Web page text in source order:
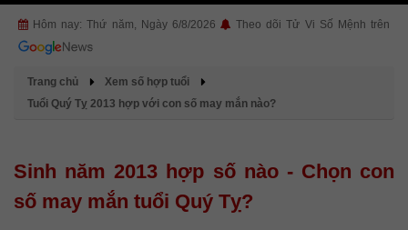
Hôm nay: Thứ năm, Ngày 6/8/2026 Theo dõi Tử Vi Số Mệnh trên
Trang chủ
Xem số hợp tuổi
Tuổi Quý Tỵ 2013 hợp với con số may mắn nào?
Sinh năm 2013 hợp số nào - Chọn con
số may mắn tuổi Quý Tỵ?